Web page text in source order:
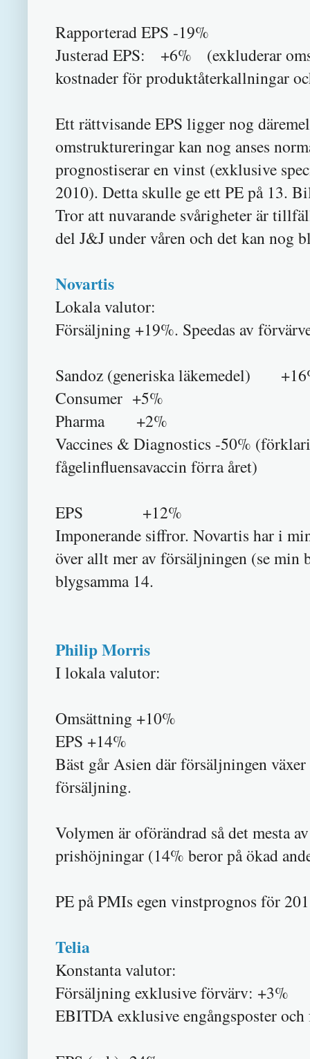
Rapporterad EPS -19%
Justerad EPS: +6% (exkluderar
kostnader för produktåterkallningar
Ett rättvisande EPS ligger nog
omstruktureringar kan nog anses
prognostiserar en vinst (exklusive
2010). Detta skulle ge ett PE på 13.
Tror att nuvarande svårigheter är
del J&J under våren och det kan nog
Novartis
Lokala valutor:
Försäljning +19%. Speedas av
Sandoz (generiska läkemedel)
Consumer +5%
Pharma +2%
Vaccines & Diagnostics -50%
fågelinfluensavaccin förra året)
EPS +12%
Imponerande siffror. Novartis har i
över allt mer av försäljningen (se min
blygsamma 14.
Philip Morris
I lokala valutor:
Omsättning +10%
EPS +14%
Bäst går Asien där försäljningen
försäljning.
Volymen är oförändrad så det mesta
prishöjningar (14% beror på ökad
PE på PMIs egen vinstprognos för
Telia
Konstanta valutor:
Försäljning exklusive förvärv: +3%
EBITDA exklusive engångsposter